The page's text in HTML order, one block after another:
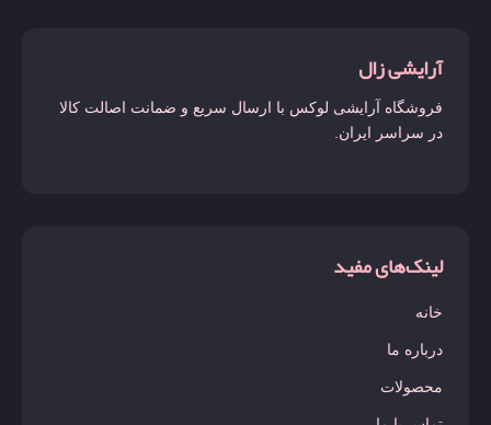
آرایشی زال
فروشگاه آرایشی لوکس با ارسال سریع و ضمانت اصالت کالا
در سراسر ایران.
لینک‌های مفید
خانه
درباره ما
محصولات